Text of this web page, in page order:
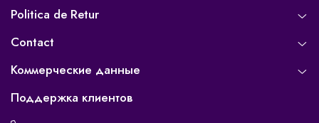
Politica de Retur
Contact
Коммерческие данные
Поддержка клиентов